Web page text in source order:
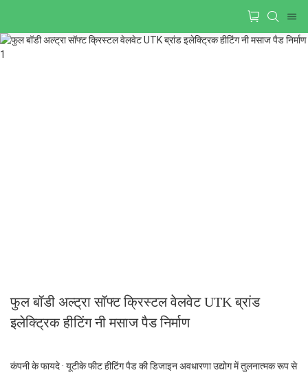
फुल बॉडी अल्ट्रा सॉफ्ट क्रिस्टल वेलवेट UTK ब्रांड
इलेक्ट्रिक हीटिंग नी मसाज पैड निर्माण
कंपनी के फायदे · यूटीके फीट हीटिंग पैड की डिजाइन अवधारणा उद्योग में तुलनात्मक रूप से